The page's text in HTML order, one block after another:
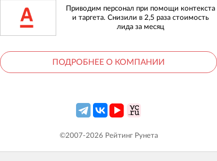
Приводим персонал при помощи контекста
и таргета. Снизили в 2,5 раза стоимость
лида за месяц
ПОДРОБНЕЕ О КОМПАНИИ
©2007-2026 Рейтинг Рунета